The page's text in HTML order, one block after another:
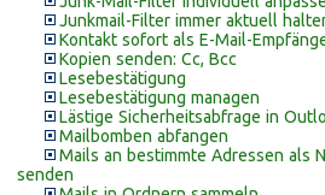
Junkmail-Filter immer aktuell
Kontakt sofort als E-Mail-
Kopien senden: Cc, Bcc
Lesebestätigung
Lesebestätigung managen
Lästige Sicherheitsabfrage in
Mailbomben abfangen
Mails an bestimmte Adressen als
senden